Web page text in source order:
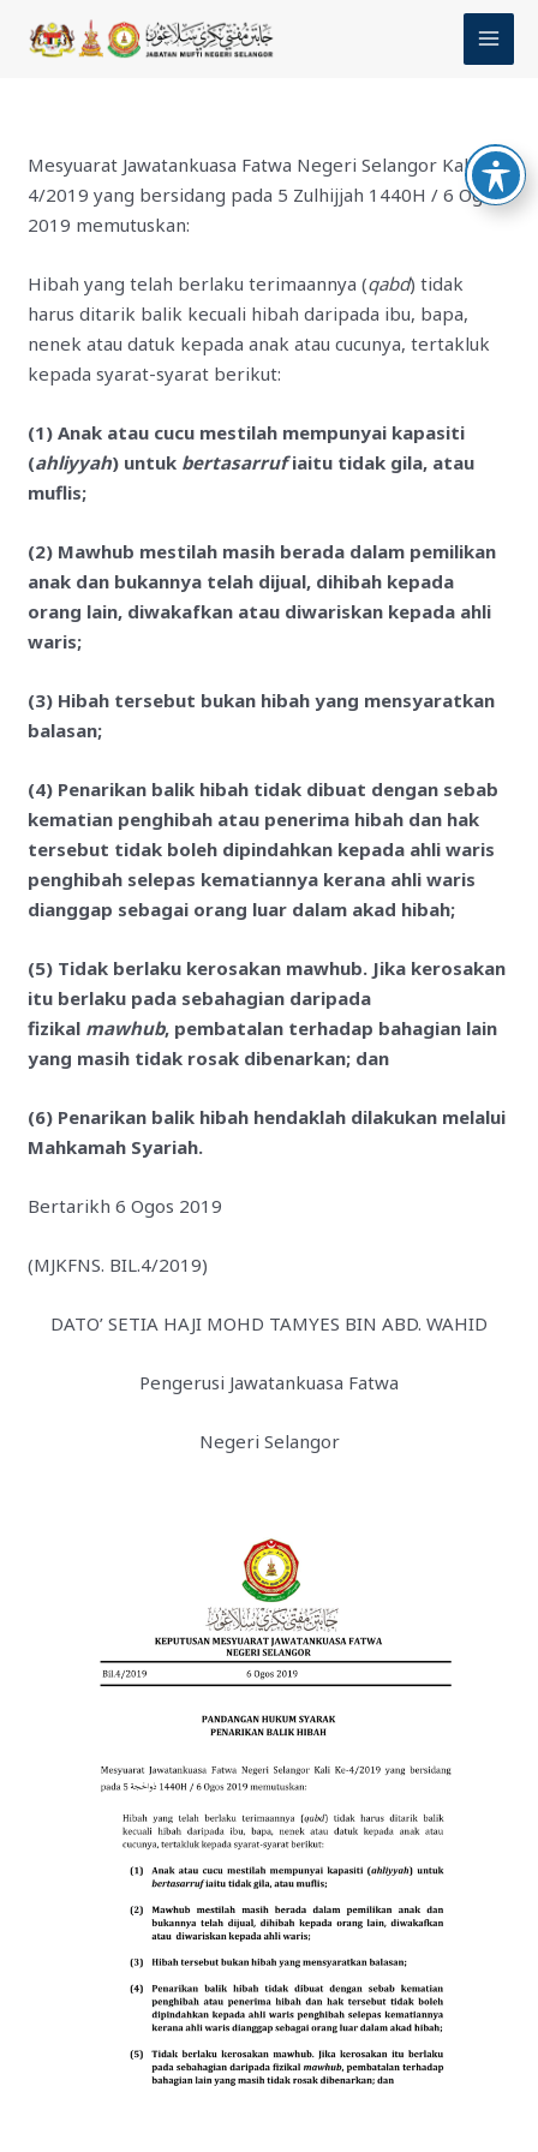
Mesyuarat Jawatankuasa Fatwa Negeri Selangor Kali Ke-
4/2019 yang bersidang pada 5 Zulhijjah 1440H / 6 Ogos
2019 memutuskan:
Hibah yang telah berlaku terimaannya (qabd) tidak
harus ditarik balik kecuali hibah daripada ibu, bapa,
nenek atau datuk kepada anak atau cucunya, tertakluk
kepada syarat-syarat berikut:
(1) Anak atau cucu mestilah mempunyai kapasiti
(ahliyyah) untuk bertasarrufiaitu tidak gila, atau
muflis;
(2) Mawhub mestilah masih berada dalam pemilikan
anak dan bukannya telah dijual, dihibah kepada
orang lain, diwakafkan atau diwariskan kepada ahli
waris;
(3) Hibah tersebut bukan hibah yang mensyaratkan
balasan;
(4) Penarikan balik hibah tidak dibuat dengan sebab
kematian penghibah atau penerima hibah dan hak
tersebut tidak boleh dipindahkan kepada ahli waris
penghibah selepas kematiannya kerana ahli waris
dianggap sebagai orang luar dalam akad hibah;
(5) Tidak berlaku kerosakan mawhub. Jika kerosakan
itu berlaku pada sebahagian daripada
fizikal mawhub, pembatalan terhadap bahagian lain
yang masih tidak rosak dibenarkan; dan
(6) Penarikan balik hibah hendaklah dilakukan melalui
Mahkamah Syariah.
Bertarikh 6 Ogos 2019
(MJKFNS. BIL.4/2019)
DATO’ SETIA HAJI MOHD TAMYES BIN ABD. WAHID
Pengerusi Jawatankuasa Fatwa
Negeri Selangor